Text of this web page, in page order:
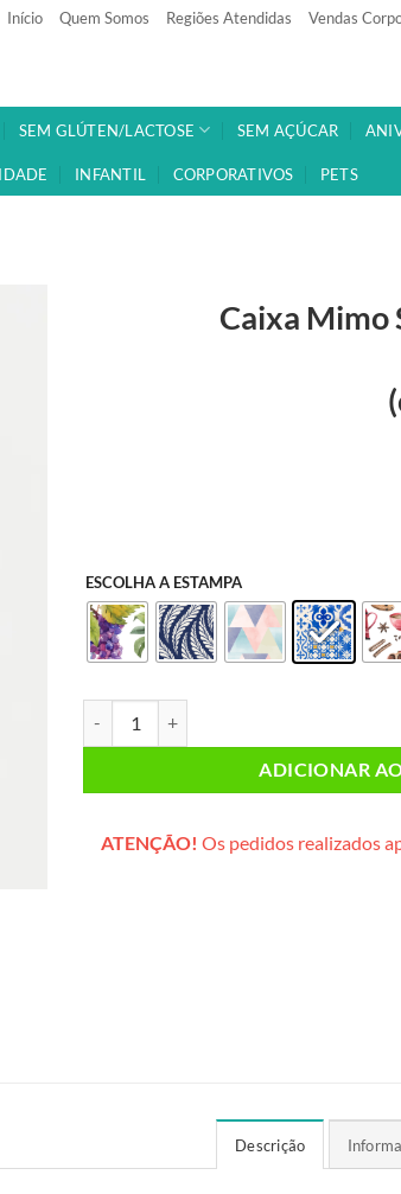
Início Quem Somos Regiões Atendidas Vendas
SEM GLÚTEN/LACTOSE SEM AÇÚCAR
INFANTIL CORPORATIVOS PETS
Caixa Mimo
ESCOLHA A ESTAMPA
ADICIONAR
ATENÇÃO! Os pedidos realizados
Descrição